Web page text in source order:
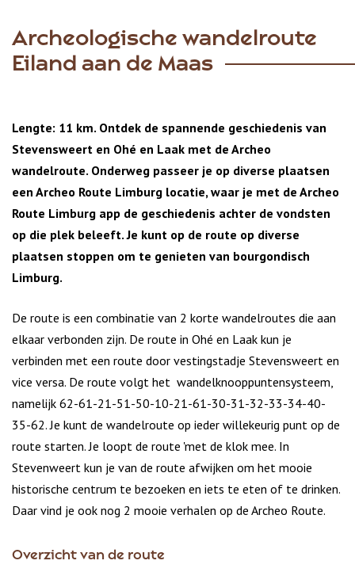
Archeologische wandelroute
Eiland aan de Maas
Lengte: 11 km. Ontdek de spannende geschiedenis van
Stevensweert en Ohé en Laak met de Archeo
wandelroute. Onderweg passeer je op diverse plaatsen
een Archeo Route Limburg locatie, waar je met de Archeo
Route Limburg app de geschiedenis achter de vondsten
op die plek beleeft. Je kunt op de route op diverse
plaatsen stoppen om te genieten van bourgondisch
Limburg.
De route is een combinatie van 2 korte wandelroutes die aan
elkaar verbonden zijn. De route in Ohé en Laak kun je
verbinden met een route door vestingstadje Stevensweert en
vice versa. De route volgt het wandelknooppuntensysteem,
namelijk 62-61-21-51-50-10-21-61-30-31-32-33-34-40-
35-62. Je kunt de wandelroute op ieder willekeurig punt op de
route starten. Je loopt de route 'met de klok mee. In
Stevenweert kun je van de route afwijken om het mooie
historische centrum te bezoeken en iets te eten of te drinken.
Daar vind je ook nog 2 mooie verhalen op de Archeo Route.
Overzicht van de route